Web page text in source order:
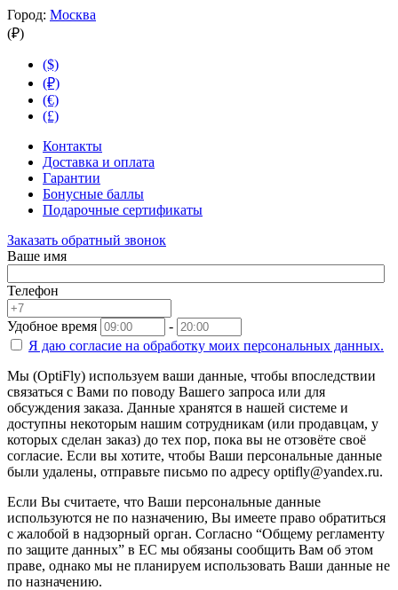
Город: Москва
(₽)
($)
(₽)
(€)
(£)
Контакты
Доставка и оплата
Гарантии
Бонусные баллы
Подарочные сертификаты
Заказать обратный звонок
Ваше имя
Телефон
Удобное время
-
Я даю согласие на обработку моих персональных данных.
Мы (OptiFly) используем ваши данные, чтобы впоследствии
связаться с Вами по поводу Вашего запроса или для
обсуждения заказа. Данные хранятся в нашей системе и
доступны некоторым нашим сотрудникам (или продавцам, у
которых сделан заказ) до тех пор, пока вы не отзовёте своё
согласие. Если вы хотите, чтобы Ваши персональные данные
были удалены, отправьте письмо по адресу optifly@yandex.ru.
Если Вы считаете, что Ваши персональные данные
используются не по назначению, Вы имеете право обратиться
с жалобой в надзорный орган. Согласно “Общему регламенту
по защите данных” в ЕС мы обязаны сообщить Вам об этом
праве, однако мы не планируем использовать Ваши данные не
по назначению.